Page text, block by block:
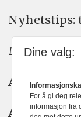
Nyhetstips:
Meninger:
Annonse:
Dine valg:
For å gi deg
informasjon fra